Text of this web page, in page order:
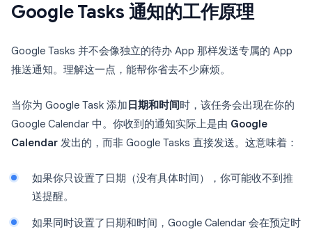
Google Tasks 通知的工作原理
Google Tasks 并不会像独立的待办 App 那样发送专属的 App
推送通知。理解这一点，能帮你省去不少麻烦。
当你为 Google Task 添加 日期和时间时，该任务会出现在你的
Google Calendar 中。你收到的通知实际上是由 Google
Calendar 发出的，而非 Google Tasks 直接发送。这意味着：
如果你只设置了日期（没有具体时间），你可能收不到推
送提醒。
如果同时设置了日期和时间，Google Calendar 会在预定时